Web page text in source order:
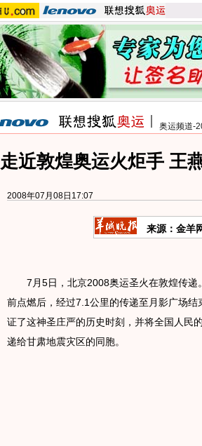
奥运频道-
走近敦煌奥运火炬手 王
2008年07月08日17:07
来源：金羊
7月5日，北京2008奥运圣火在敦煌传递
前点燃后，经过7.1公里的传递至月影广场
证了这神圣庄严的历史时刻，并将全国人民
递给甘肃地震灾区的同胞。